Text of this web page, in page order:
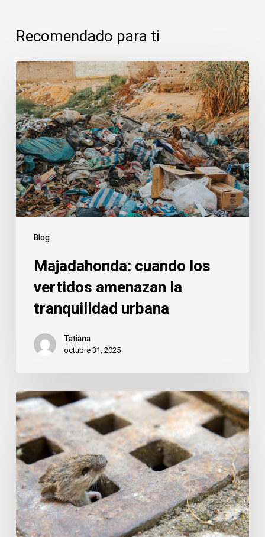
Recomendado para ti
Blog
Majadahonda:
cuando
los
vertidos
amenazan
la
tranquilidad
urbana
Majadahonda: cuando los
vertidos amenazan la
tranquilidad urbana
Tatiana
octubre 31, 2025
Majadahonda:
el
equilibrio
entre
ciudad
limpia
y
subsuelo
activo